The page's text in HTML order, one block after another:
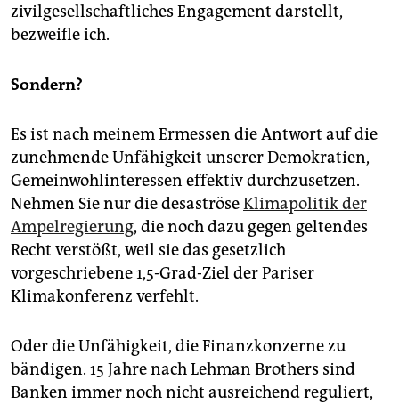
zivilgesellschaftliches Engagement darstellt,
bezweifle ich.
Sondern?
Es ist nach meinem Ermessen die Antwort auf die
zunehmende Unfähigkeit unserer Demokratien,
Gemeinwohlinteressen effektiv durchzusetzen.
Nehmen Sie nur die desaströseKlimapolitik der
Ampelregierung, die noch dazu gegen geltendes
Recht verstößt, weil sie das gesetzlich
vorgeschriebene 1,5-Grad-Ziel der Pariser
Klimakonferenz verfehlt.
Oder die Unfähigkeit, die Finanzkonzerne zu
bändigen. 15 Jahre nach Lehman Brothers sind
Banken immer noch nicht ausreichend reguliert,